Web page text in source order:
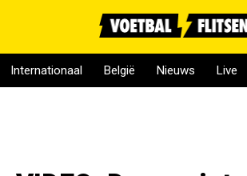
Internationaal België Nieuws Live